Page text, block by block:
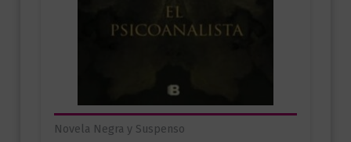
Novela Negra y Suspenso